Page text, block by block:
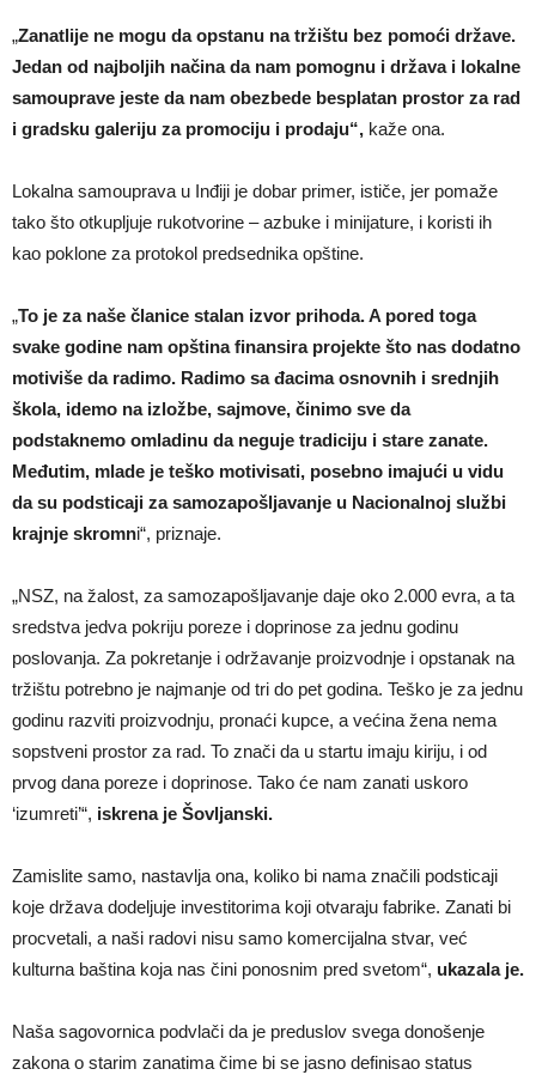
„Zanatlije ne mogu da opstanu na tržištu bez pomoći države.
Jedan od najboljih načina da nam pomognu i država i lokalne
samouprave jeste da nam obezbede besplatan prostor za rad
i gradsku galeriju za promociju i prodaju“, kaže ona.
Lokalna samouprava u Inđiji je dobar primer, ističe, jer pomaže
tako što otkupljuje rukotvorine – azbuke i minijature, i koristi ih
kao poklone za protokol predsednika opštine.
„To je za naše članice stalan izvor prihoda. A pored toga
svake godine nam opština finansira projekte što nas dodatno
motiviše da radimo. Radimo sa đacima osnovnih i srednjih
škola, idemo na izložbe, sajmove, činimo sve da
podstaknemo omladinu da neguje tradiciju i stare zanate.
Međutim, mlade je teško motivisati, posebno imajući u vidu
da su podsticaji za samozapošljavanje u Nacionalnoj službi
krajnje skromni“, priznaje.
„NSZ, na žalost, za samozapošljavanje daje oko 2.000 evra, a ta
sredstva jedva pokriju poreze i doprinose za jednu godinu
poslovanja. Za pokretanje i održavanje proizvodnje i opstanak na
tržištu potrebno je najmanje od tri do pet godina. Teško je za jednu
godinu razviti proizvodnju, pronaći kupce, a većina žena nema
sopstveni prostor za rad. To znači da u startu imaju kiriju, i od
prvog dana poreze i doprinose. Tako će nam zanati uskoro
‘izumreti’“, iskrena je Šovljanski.
Zamislite samo, nastavlja ona, koliko bi nama značili podsticaji
koje država dodeljuje investitorima koji otvaraju fabrike. Zanati bi
procvetali, a naši radovi nisu samo komercijalna stvar, već
kulturna baština koja nas čini ponosnim pred svetom“, ukazala je.
Naša sagovornica podvlači da je preduslov svega donošenje
zakona o starim zanatima čime bi se jasno definisao status